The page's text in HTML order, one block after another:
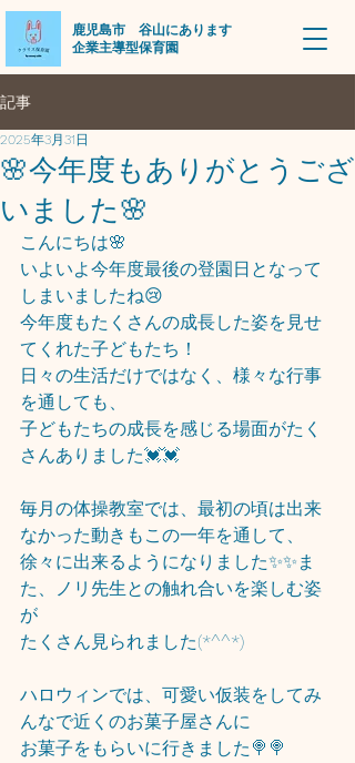
​鹿児島市 谷山にあります
企業主導型保育園
記事
🌸今年度もありがとうござ
いました🌸
2025年3月31日
こんにちは🌸
いよいよ今年度最後の登園日となって
しまいましたね😢
今年度もたくさんの成長した姿を見せ
てくれた子どもたち！
日々の生活だけではなく、様々な行事
を通しても、
子どもたちの成長を感じる場面がたく
さんありました💓💓
毎月の体操教室では、最初の頃は出来
なかった動きもこの一年を通して、
徐々に出来るようになりました✨✨ま
た、ノリ先生との触れ合いを楽しむ姿
が
たくさん見られました(*^^*)
ハロウィンでは、可愛い仮装をしてみ
んなで近くのお菓子屋さんに
お菓子をもらいに行きました🍭🍭